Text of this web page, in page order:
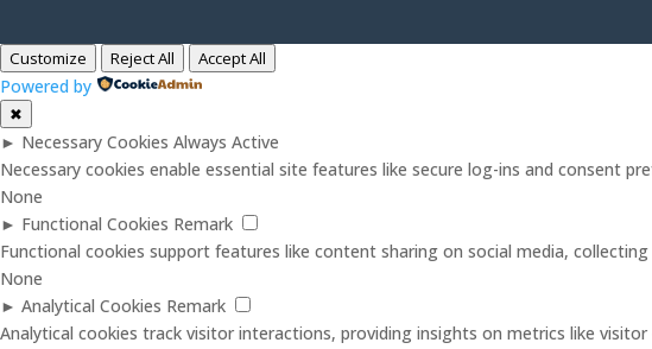
Customize Reject All Accept All
Powered by
✖
► Necessary Cookies Always Active
Necessary cookies enable essential site features like secure log-ins and consent
None
► Functional Cookies Remark
Functional cookies support features like content sharing on social media,
None
► Analytical Cookies Remark
Analytical cookies track visitor interactions, providing insights on metrics like